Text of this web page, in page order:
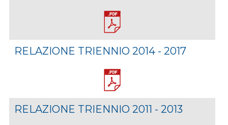
RELAZIONE TRIENNIO 2014 - 2017
RELAZIONE TRIENNIO 2011 - 2013